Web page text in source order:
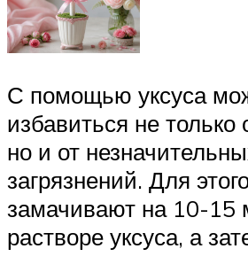
С помощью уксуса
избавиться не только
но и от
загрязнений. Для
замачивают на 10-15
растворе уксуса, а